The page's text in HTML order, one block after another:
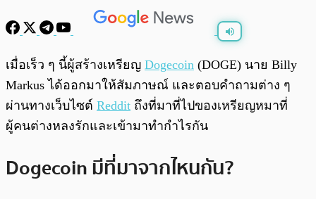
พร้อมเล่น
เมื่อเร็ว ๆ นี้ผู้สร้างเหรียญ Dogecoin (DOGE) นาย Billy
Markus ได้ออกมาให้สัมภาษณ์ และตอบคำถามต่าง ๆ
ผ่านทางเว็บไซต์ Reddit ถึงที่มาที่ไปของเหรียญหมาที่
ผู้คนต่างหลงรักและเข้ามาทำกำไรกัน
Dogecoin มีที่มาจากไหนกัน?